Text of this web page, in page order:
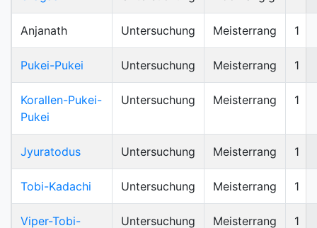
Anjanath Untersuchung Meisterrang 1
Pukei-Pukei Untersuchung Meisterrang 1
Korallen-Pukei-
Pukei
Untersuchung Meisterrang 1
Jyuratodus Untersuchung Meisterrang 1
Tobi-Kadachi Untersuchung Meisterrang 1
Viper-Tobi-
Untersuchung Meisterrang 1